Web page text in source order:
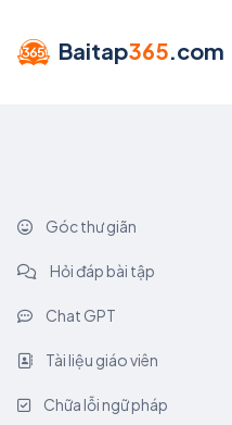
Baitap365.com
Góc thư giãn
Hỏi đáp bài tập
Chat GPT
Tài liệu giáo viên
Chữa lỗi ngữ pháp